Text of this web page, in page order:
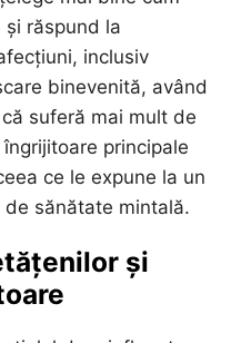
răspund la
inclusiv
binevenită, având
suferă mai mult de
principale
ce le expune la un
sănătate mintală.
și